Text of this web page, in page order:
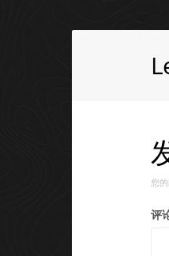
您
评